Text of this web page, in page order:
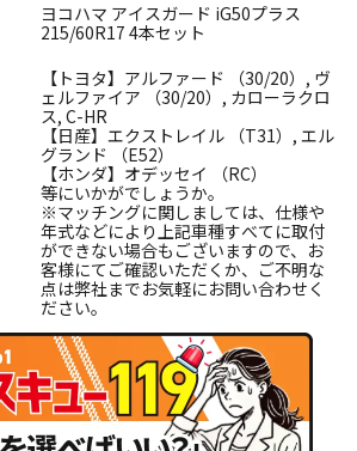
ヨコハマ アイスガード iG50プラス
215/60R17 4本セット
【トヨタ】アルファード （30/20）, ヴ
ェルファイア （30/20）, カローラクロ
ス, C-HR
【日産】エクストレイル （T31）, エル
グランド （E52）
【ホンダ】オデッセイ （RC）
等にいかがでしょうか。
※マッチングに関しましては、仕様や
年式などにより上記車種すべてに取付
ができない場合もございますので、お
客様にてご確認いただくか、ご不明な
点は弊社までお気軽にお問い合わせく
ださい。